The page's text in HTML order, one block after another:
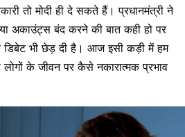
तो मोदी ही दे सकते हैं। प्रधानमंत्री ने
अकाउंट्स बंद करने की बात कही हो पर
डिबेट भी छेड़ दी है। आज इसी कड़ी में हम
के जीवन पर कैसे नकारात्मक प्रभाव